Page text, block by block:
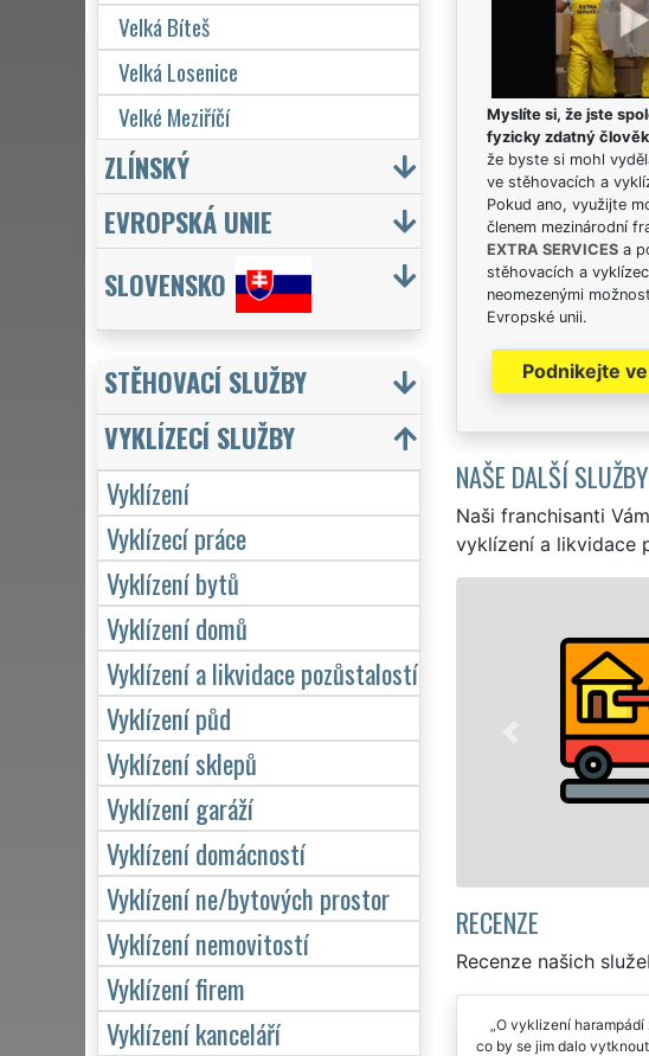
Myslíte si, že jste
fyzicky zdatný
že byste si mohl
ve stěhovacích a
Pokud ano, využijte
členem mezinárodní
EXTRA SERVICESa
stěhovacích a
neomezenými
Evropské unii.
Podnikejte
NAŠE DALŠÍ SLUŽBY
Naši franchisanti
vyklízení a likvidace
VYKLÍZENÍ A VYKLÍZECÍ
ve Žďáru nad Sázavou a
služby vyklízení, a to jak pro
Pod značkou sítě EXTRA
servis se zárukou kvality.
hodin denně, 7 dní v týdnu
RECENZE
Recenze našich
O vyklizení harampádí
co by se jim dalo
Velká Bíteš
Velká Losenice
Velké Meziříčí
ZLÍNSKÝ
EVROPSKÁ UNIE
SLOVENSKO
STĚHOVACÍ SLUŽBY
VYKLÍZECÍ SLUŽBY
Vyklízení
Vyklízecí práce
Vyklízení bytů
Vyklízení domů
Vyklízení a likvidace pozůstalostí
Vyklízení půd
Vyklízení sklepů
Vyklízení garáží
Vyklízení domácností
Vyklízení ne/bytových prostor
Vyklízení nemovitostí
Vyklízení firem
Vyklízení kanceláří